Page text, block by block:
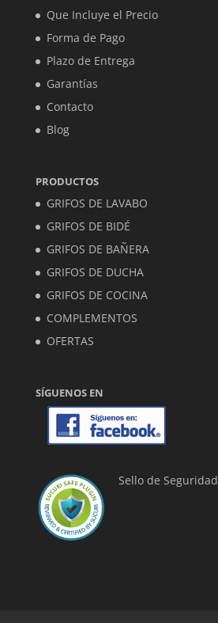
Que Incluye el Precio
Forma de Pago
Plazo de Entrega
Garantías
Contacto
Blog
PRODUCTOS
GRIFOS DE LAVABO
GRIFOS DE BIDÉ
GRIFOS DE BAÑERA
GRIFOS DE DUCHA
GRIFOS DE COCINA
COMPLEMENTOS
OFERTAS
SÍGUENOS EN
Sello de Seguridad